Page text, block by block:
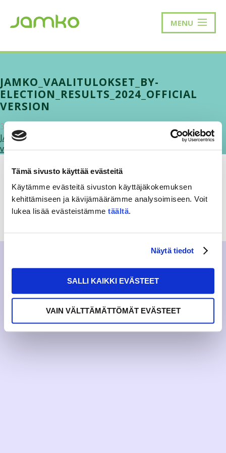
Tämä sivusto käyttää evästeitä
Käytämme evästeitä sivuston käyttäjäkokemuksen
kehittämiseen ja kävijämäärämme analysoimiseen. Voit
lukea lisää evästeistämme täältä.
Näytä tiedot
SALLI KAIKKI EVÄSTEET
VAIN VÄLTTÄMÄTTÖMÄT EVÄSTEET
MENU
JAMKO_VAALITULOKSET_BY-
ELECTION_RESULTS_2024_OFFICIAL
VERSION
30.1.2025
JAMKO_Vaalitulokset_By-Election_Results_2024_Official-
version.pdf
RAKKAUDELLA,MEOM